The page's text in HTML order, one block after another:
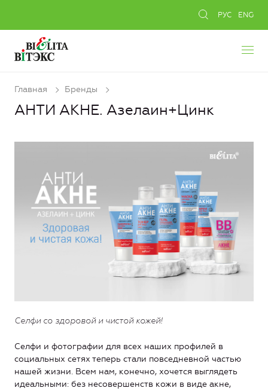
РУС ENG
Главная Бренды
АНТИ АКНЕ. Азелаин+Цинк
Селфи со здоровой и чистой кожей!
Селфи и фотографии для всех наших профилей в
социальных сетях теперь стали повседневной частью
нашей жизни. Всем нам, конечно, хочется выглядеть
идеальными: без несовершенств кожи в виде акне,